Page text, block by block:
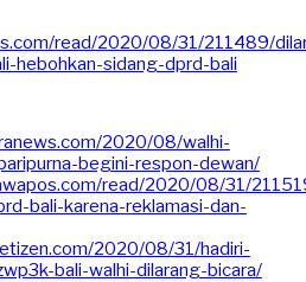
read/2020/08/31/211489/
hebohkan-sidang-dprd-bali
2020/08/walhi-
begini-respon-dewan/
read/2020/08/31/
bali-karena-reklamasi-dan-
2020/08/31/hadiri-
bali-walhi-dilarang-bicara/